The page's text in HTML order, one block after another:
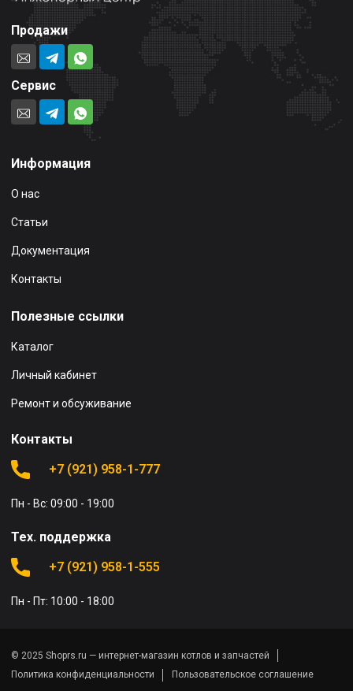
Продажи
Сервис
Информация
О нас
Статьи
Документация
Контакты
Полезные ссылки
Каталог
Личный кабинет
Ремонт и обсуживание
Контакты
+7 (921) 958-1-777
Пн - Вс: 09:00 - 19:00
Тех. поддержка
+7 (921) 958-1-555
Пн - Пт: 10:00 - 18:00
© 2025 Shoprs.ru — интернет-магазин котлов и запчастей
Политика конфиденциальности
Пользовательское соглашение